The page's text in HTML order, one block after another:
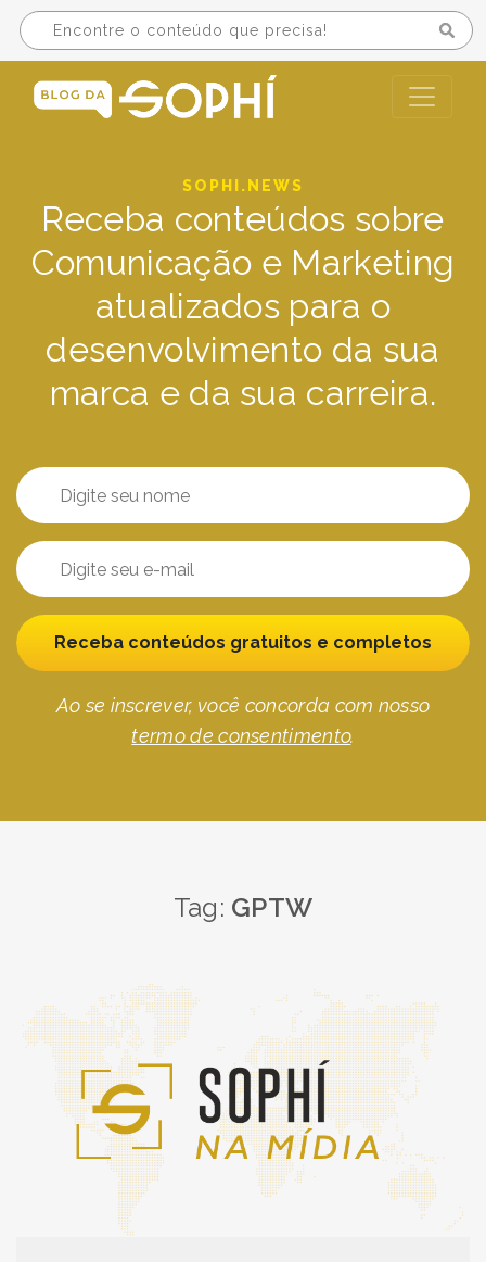
SOPHI.NEWS
Receba conteúdos sobre
Comunicação e Marketing
atualizados para o
desenvolvimento da sua
marca e da sua carreira.
Receba conteúdos gratuitos e completos
Ao se inscrever, você concorda com nosso
termo de consentimento.
Tag: GPTW